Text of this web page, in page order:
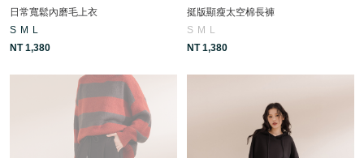
日常寬鬆內磨毛上衣
S M
L
NT 1,380
挺版顯瘦太空棉長褲
S M
L
NT 1,380